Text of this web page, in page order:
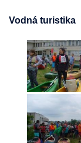
Vodná turistika